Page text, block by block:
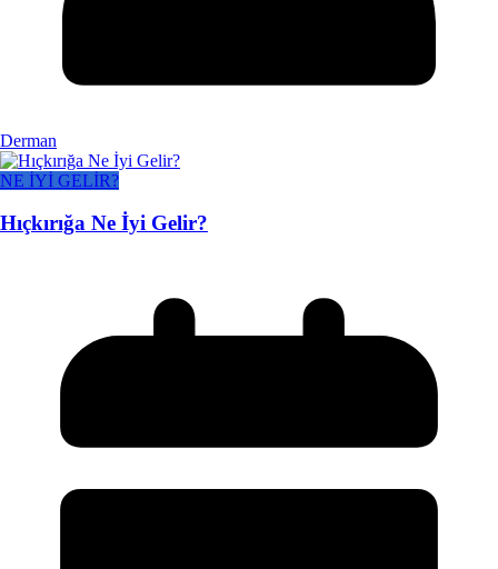
Derman
NE İYİ GELİR?
Hıçkırığa Ne İyi Gelir?